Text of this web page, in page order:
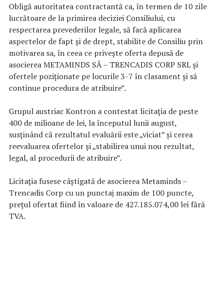
Obligă autoritatea contractantă ca, în termen de 10 zile
lucrătoare de la primirea deciziei Consiliului, cu
respectarea prevederilor legale, să facă aplicarea
aspectelor de fapt şi de drept, stabilite de Consiliu prin
motivarea sa, în ceea ce priveşte oferta depusă de
asocierea METAMINDS SĂ – TRENCADIS CORP SRL şi
ofertele poziţionate pe locurile 3-7 în clasament şi să
continue procedura de atribuire”.
Grupul austriac Kontron a contestat licitația de peste
400 de milioane de lei, la începutul lunii august,
susţinând că rezultatul evaluării este „viciat” şi cerea
reevaluarea ofertelor şi „stabilirea unui nou rezultat,
legal, al procedurii de atribuire”.
Licitaţia fusese câştigată de asocierea Metaminds –
Trencadis Corp cu un punctaj maxim de 100 puncte,
preţul ofertat fiind în valoare de 427.185.074,00 lei fără
TVA.